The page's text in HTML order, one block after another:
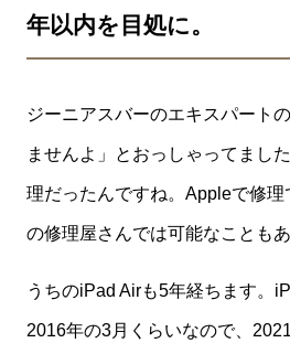
年以内を目処に。
ジーニアスバーのエキスパート
ませんよ」とおっしゃってまし
理だったんですね。Appleで修
の修理屋さんでは可能なこともあ
うちのiPad Airも5年経ちます。
2016年の3月くらいなので、